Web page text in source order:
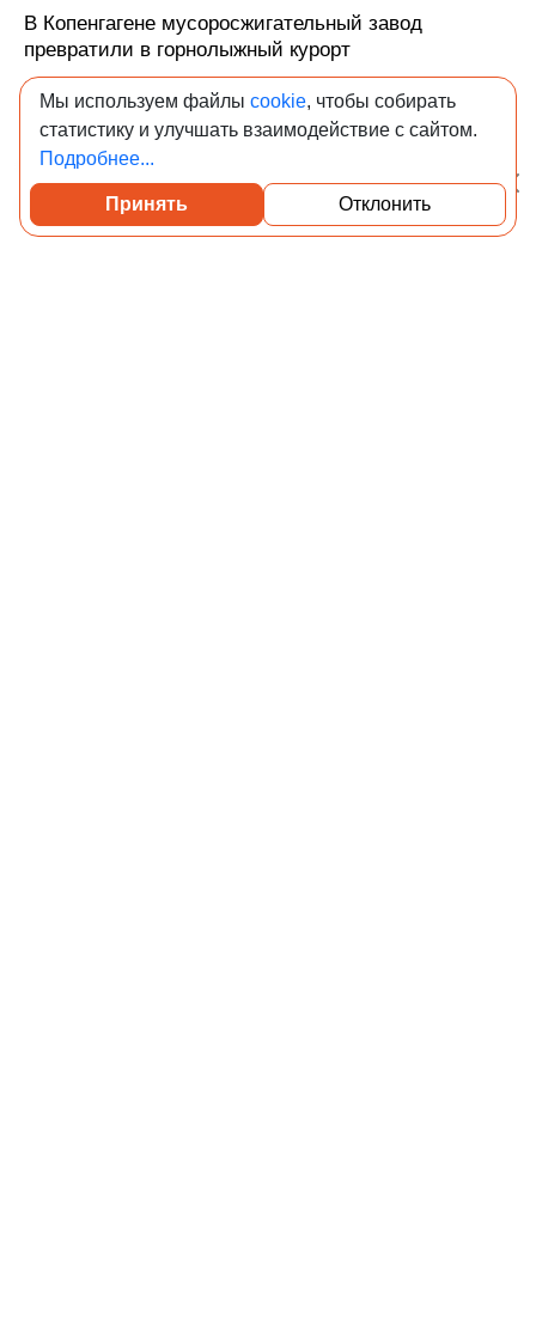
В Копенгагене мусоросжигательный завод
превратили в горнолыжный курорт
На крыше CopenHill оборудовали 450-метровый склон, по
которому можно кататься круглый год — вместо снега
здесь специальное искусственное покрытие. Высота
здания — 85 метров.
Мировой девелопмент
Посмотреть каталог проверенных квартир
Мы используем файлы cookie, чтобы собирать
статистику и улучшать взаимодействие с сайтом.
Подробнее...
Принять Отклонить